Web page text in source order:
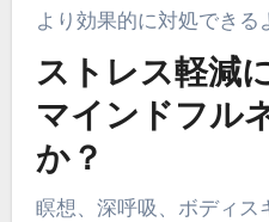
より効果的に対処できる
ストレス軽減
マインドフル
か？
瞑想、深呼吸、ボディス